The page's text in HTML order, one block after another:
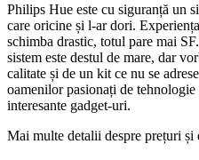
Philips Hue este cu siguranță un
care oricine și l-ar dori.
schimba drastic, totul pare mai SF.
sistem este destul de mare, dar
calitate și de un kit ce nu se
oamenilor pasionați de
interesante gadget-uri.
Mai multe detalii despre prețuri și